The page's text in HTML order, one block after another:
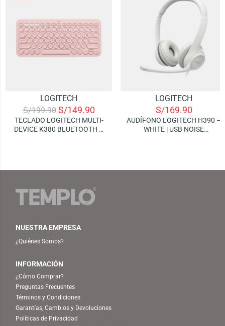
LOGITECH
S/199.90 S/149.90
TECLADO LOGITECH MULTI-
DEVICE K380 BLUETOOTH –
LOGITECH
S/169.90
AUDÍFONO LOGITECH H390 –
WHITE | USB NOISE
NUESTRA EMPRESA
¿Quiénes Somos?
INFORMACIÓN
¿Cómo Comprar?
Preguntas Frecuentes
Términos y Condiciones
Garantías, Cambios y Devoluciones
Políticas de Privacidad